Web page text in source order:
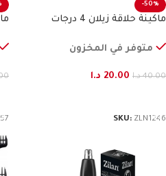
-50%
ماكينة حلاقة زيلان 4 درجات
متوفر في المخزون
40.00 د.ا 20.00 د.ا
SKU: ZLN1246